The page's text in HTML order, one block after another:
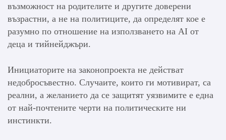
възможност на родителите и другите доверени
възрастни, а не на политиците, да определят кое е
разумно по отношение на използването на AI от
деца и тийнейджъри.
Инициаторите на законопроекта не действат
недобросъвестно. Случаите, които ги мотивират, са
реални, а желанието да се защитят уязвимите е една
от най-почтените черти на политическите ни
инстинкти.